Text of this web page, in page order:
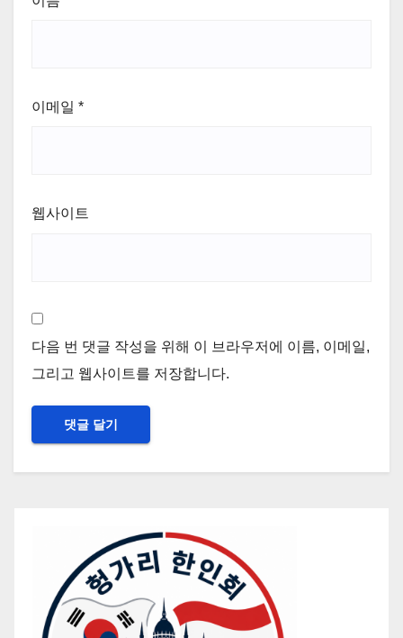
이메일 *
웹사이트
다음 번 댓글 작성을 위해 이 브라우저에 이름, 이메일,
그리고 웹사이트를 저장합니다.